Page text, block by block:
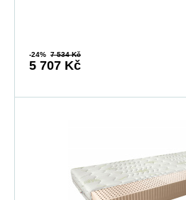
-24% 7 534 Kč
5 707 Kč